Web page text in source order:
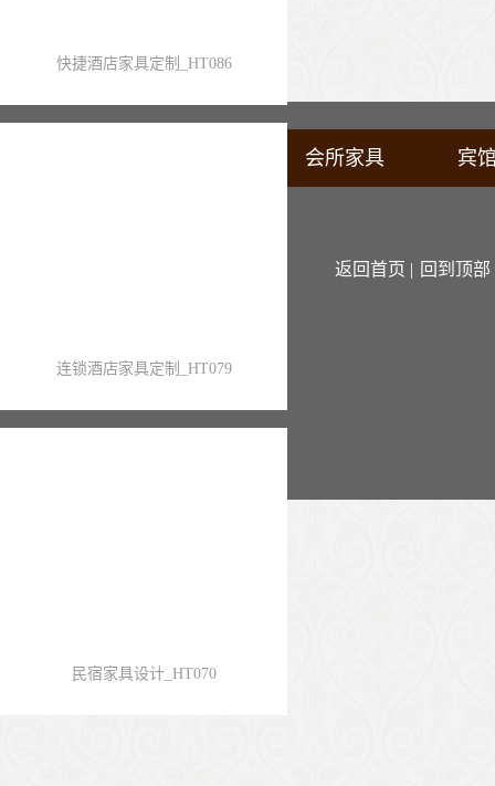
快捷酒店家具定制_HT086
连锁酒店家具定制_HT079
民宿家具设计_HT070
会所家具 宾
返回首页 | 回到顶部